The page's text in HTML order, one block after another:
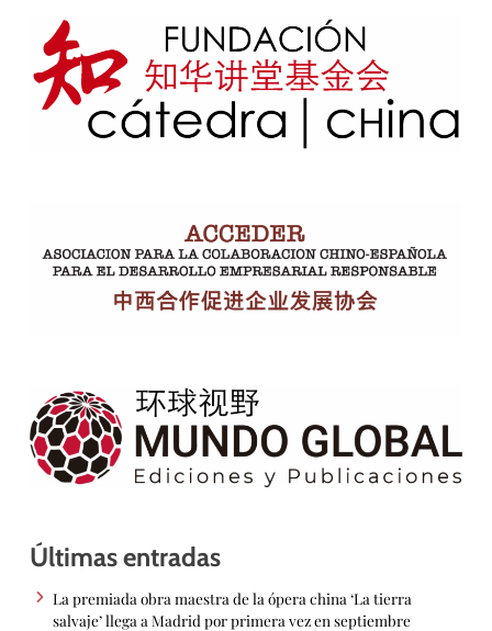
Últimas entradas
La premiada obra maestra de la ópera china ‘La tierra
salvaje’ llega a Madrid por primera vez en septiembre